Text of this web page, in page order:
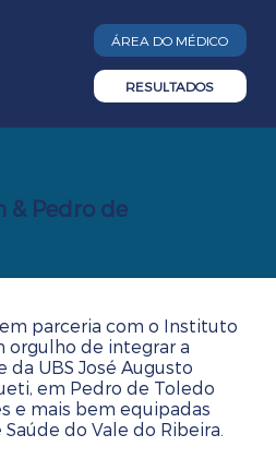
ÁREA DO MÉDICO
& Pedro de
parceria com o Instituto
orgulho de integrar a
da UBS José Augusto
em Pedro de Toledo
e mais bem equipadas
do Vale do Ribeira.